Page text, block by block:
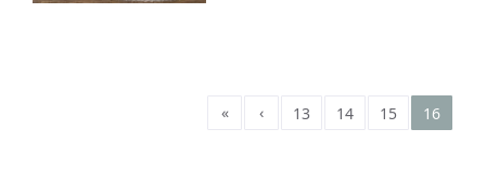
« ‹ 13 14 15 16